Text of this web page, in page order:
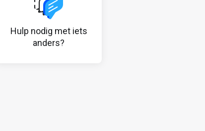
Hulp nodig met iets
anders?